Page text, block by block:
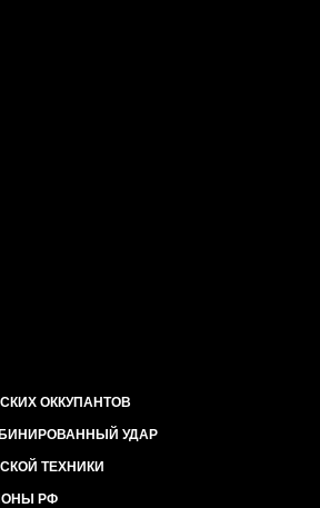
ОККУПАНТОВ
УДАР
ТЕХНИКИ
РФ